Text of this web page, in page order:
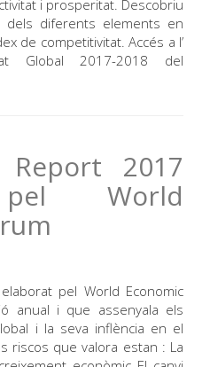
i prosperitat. Descobriu
diferents elements en
de competitivitat. Accés a l’
Global 2017-2018 del
2017
World
pel World Economic
anual i que assenyala els
i la seva inflència en el
riscos que valora estan : La